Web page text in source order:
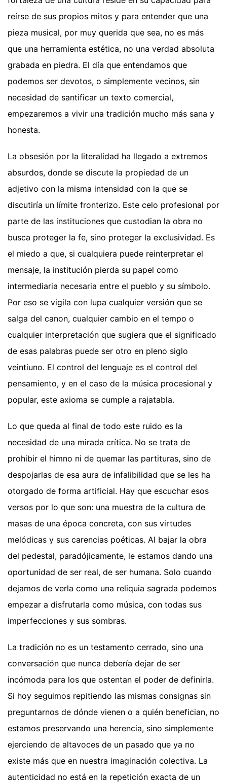
reírse de sus propios mitos y para entender que una
pieza musical, por muy querida que sea, no es más
que una herramienta estética, no una verdad absoluta
grabada en piedra. El día que entendamos que
podemos ser devotos, o simplemente vecinos, sin
necesidad de santificar un texto comercial,
empezaremos a vivir una tradición mucho más sana y
honesta.
La obsesión por la literalidad ha llegado a extremos
absurdos, donde se discute la propiedad de un
adjetivo con la misma intensidad con la que se
discutiría un límite fronterizo. Este celo profesional por
parte de las instituciones que custodian la obra no
busca proteger la fe, sino proteger la exclusividad. Es
el miedo a que, si cualquiera puede reinterpretar el
mensaje, la institución pierda su papel como
intermediaria necesaria entre el pueblo y su símbolo.
Por eso se vigila con lupa cualquier versión que se
salga del canon, cualquier cambio en el tempo o
cualquier interpretación que sugiera que el significado
de esas palabras puede ser otro en pleno siglo
veintiuno. El control del lenguaje es el control del
pensamiento, y en el caso de la música procesional y
popular, este axioma se cumple a rajatabla.
Lo que queda al final de todo este ruido es la
necesidad de una mirada crítica. No se trata de
prohibir el himno ni de quemar las partituras, sino de
despojarlas de esa aura de infalibilidad que se les ha
otorgado de forma artificial. Hay que escuchar esos
versos por lo que son: una muestra de la cultura de
masas de una época concreta, con sus virtudes
melódicas y sus carencias poéticas. Al bajar la obra
del pedestal, paradójicamente, le estamos dando una
oportunidad de ser real, de ser humana. Solo cuando
dejamos de verla como una reliquia sagrada podemos
empezar a disfrutarla como música, con todas sus
imperfecciones y sus sombras.
La tradición no es un testamento cerrado, sino una
conversación que nunca debería dejar de ser
incómoda para los que ostentan el poder de definirla.
Si hoy seguimos repitiendo las mismas consignas sin
preguntarnos de dónde vienen o a quién benefician, no
estamos preservando una herencia, sino simplemente
ejerciendo de altavoces de un pasado que ya no
existe más que en nuestra imaginación colectiva. La
autenticidad no está en la repetición exacta de un